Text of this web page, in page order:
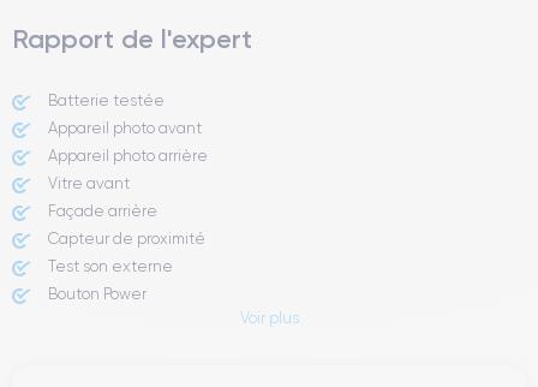
Rapport de l'expert
Batterie testée
Appareil photo avant
Appareil photo arrière ​
Vitre avant ​
Façade arrière
Capteur de proximité
Test son externe
Bouton Power
Voir plus